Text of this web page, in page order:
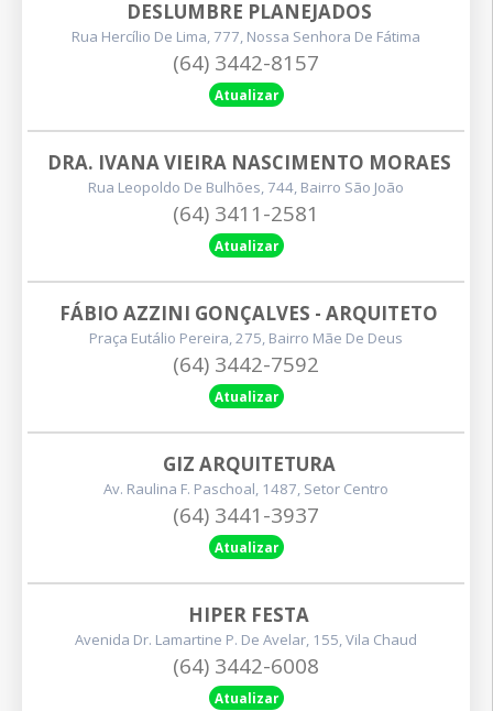
DESLUMBRE PLANEJADOS
Rua Hercílio De Lima, 777, Nossa Senhora De Fátima
(64) 3442-8157
Atualizar
DRA. IVANA VIEIRA NASCIMENTO MORAES
Rua Leopoldo De Bulhões, 744, Bairro São João
(64) 3411-2581
Atualizar
FÁBIO AZZINI GONÇALVES - ARQUITETO
Praça Eutálio Pereira, 275, Bairro Mãe De Deus
(64) 3442-7592
Atualizar
GIZ ARQUITETURA
Av. Raulina F. Paschoal, 1487, Setor Centro
(64) 3441-3937
Atualizar
HIPER FESTA
Avenida Dr. Lamartine P. De Avelar, 155, Vila Chaud
(64) 3442-6008
Atualizar